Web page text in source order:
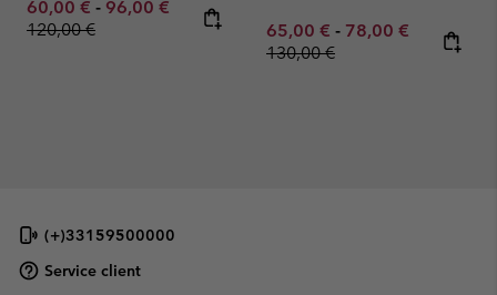
Minimum sale price:
60,00 € - Maximum sale price:
96,00 € Regular price:
120,00 €
Minimum sale price:
65,00 € - Maximum sale
78,00 € Regular
130,00 €
(+)33159500000
Service client